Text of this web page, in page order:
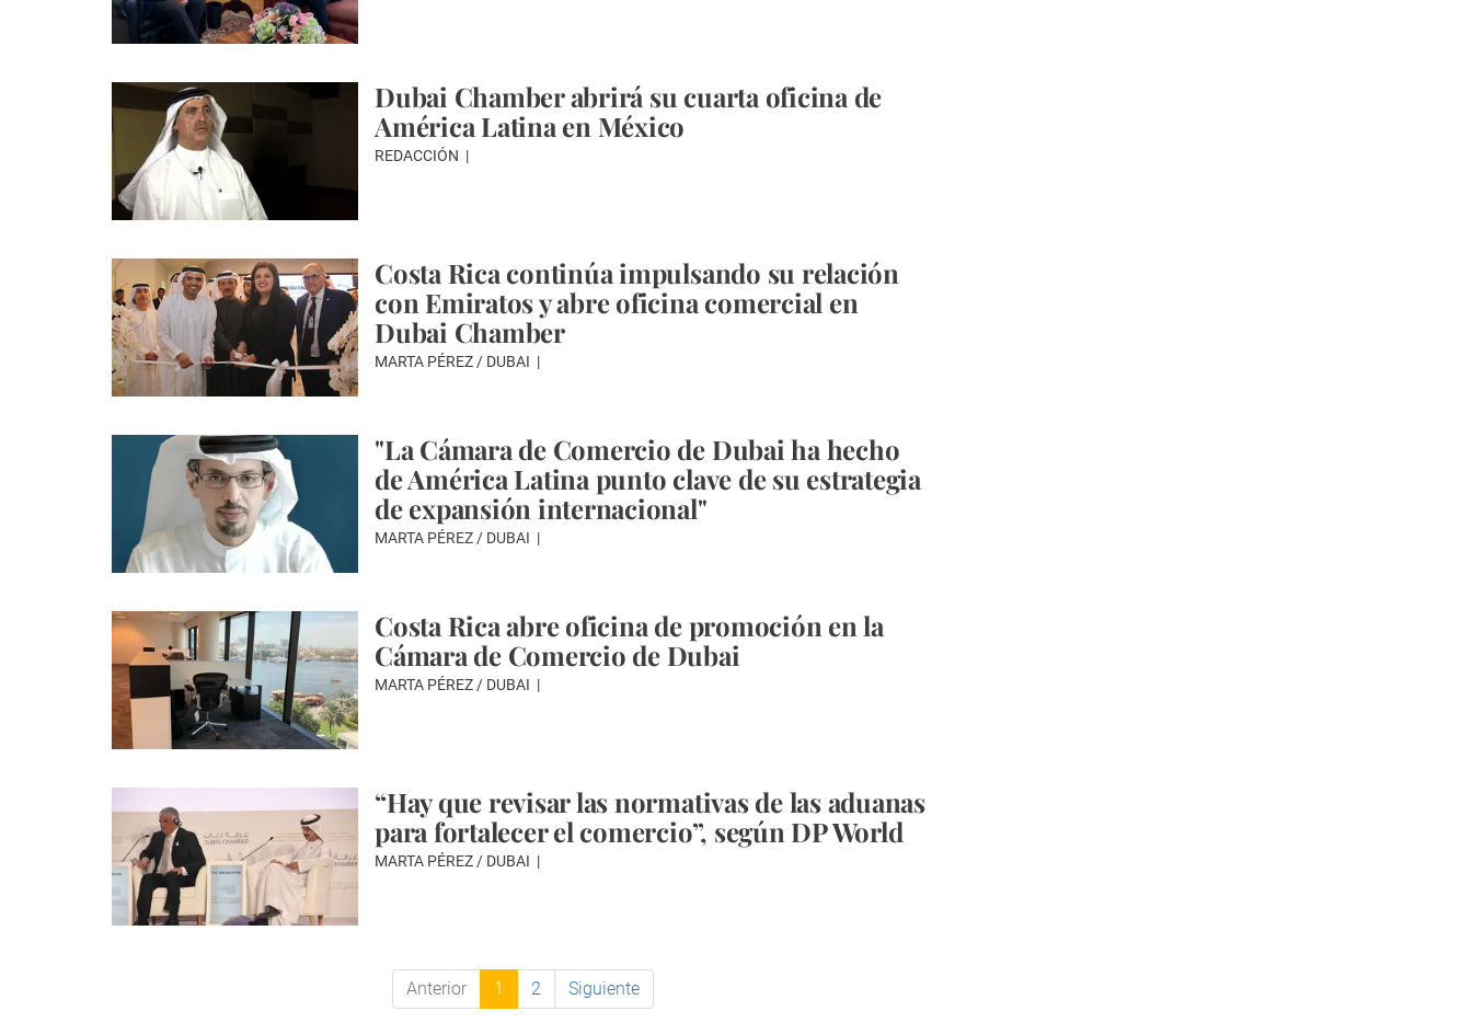
Dubai Chamber abrirá su cuarta oficina de
América Latina en México
REDACCIÓN
Costa Rica continúa impulsando su relación
con Emiratos y abre oficina comercial en
Dubai Chamber
MARTA PÉREZ / DUBAI
"La Cámara de Comercio de Dubai ha hecho
de América Latina punto clave de su estrategia
de expansión internacional"
MARTA PÉREZ / DUBAI
Costa Rica abre oficina de promoción en la
Cámara de Comercio de Dubai
MARTA PÉREZ / DUBAI
“Hay que revisar las normativas de las aduanas
para fortalecer el comercio”, según DP World
MARTA PÉREZ / DUBAI
Anterior 1 2 Siguiente